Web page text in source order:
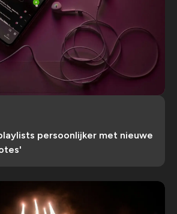
persoonlijker met nieuwe